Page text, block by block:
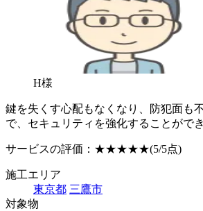
H様
鍵を失くす心配もなくなり、防犯面も
で、セキュリティを強化することがで
サービスの評価： ★★★★★(5/5点)
施工エリア
東京都 三鷹市
対象物